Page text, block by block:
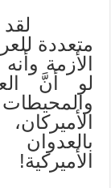
لقد ركز
متعددة
الأزمة
لو أنَّ
الأميركية!